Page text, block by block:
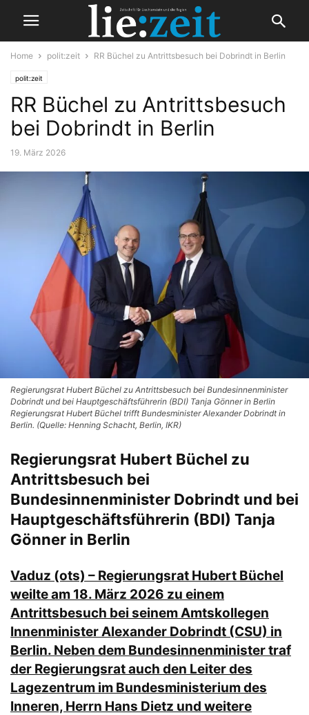
Home polit:zeit RR Büchel zu Antrittsbesuch bei Dobrindt in Berlin
polit:zeit
RR Büchel zu Antrittsbesuch
bei Dobrindt in Berlin
19. März 2026
Regierungsrat Hubert Büchel zu Antrittsbesuch bei Bundesinnenminister
Dobrindt und bei Hauptgeschäftsführerin (BDI) Tanja Gönner in Berlin
Regierungsrat Hubert Büchel trifft Bundesminister Alexander Dobrindt in
Berlin. (Quelle: Henning Schacht, Berlin, IKR)
Regierungsrat Hubert Büchel zu
Antrittsbesuch bei
Bundesinnenminister Dobrindt und bei
Hauptgeschäftsführerin (BDI) Tanja
Gönner in Berlin
Vaduz (ots) – Regierungsrat Hubert Büchel
weilte am 18. März 2026 zu einem
Antrittsbesuch bei seinem Amtskollegen
Innenminister Alexander Dobrindt (CSU) in
Berlin. Neben dem Bundesinnenminister traf
der Regierungsrat auch den Leiter des
Lagezentrum im Bundesministerium des
Inneren, Herrn Hans Dietz und weitere